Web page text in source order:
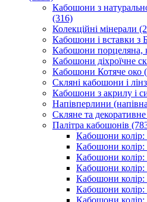
Кабошони з
(316)
Колекційні мінерали
Кабошони і вставки з
Кабошони порцеляна,
Кабошони діхроїчне
Кабошони Котяче око
Скляні кабошони і
Кабошони з акрилу і
Напівперлини
Скляне та
Палітра кабошонів
Кабошони колір:
Кабошони колір:
Кабошони колір:
Кабошони колір:
Кабошони
Кабошони
Кабошони колір: